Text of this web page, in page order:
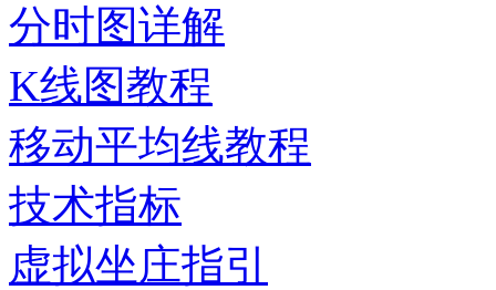
分时图详解
K线图教程
移动平均线教程
技术指标
虚拟坐庄指引